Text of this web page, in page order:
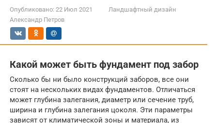
Опубликовано: 22 Июл 2021
Ландшафтный дизайн
Александр Петров
Какой может быть фундамент под забор
Сколько бы ни было конструкций заборов, все они
стоят на нескольких видах фундаментов. Отличаться
может глубина залегания, диаметр или сечение труб,
ширина и глубина залегания цоколя. Эти параметры
зависят от климатической зоны и материала, из